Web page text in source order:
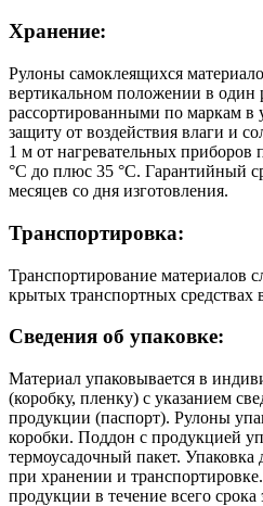
Хранение:
Рулоны самоклеящихся
вертикальном положении в один
рассортированными по маркам в
защиту от воздействия влаги и
1 м от нагревательных приборов
°С до плюс 35 °С. Гарантийный
месяцев со дня изготовления.
Транспортировка:
Транспортирование материалов
крытых транспортных средствах
Сведения об упаковке:
Материал упаковывается в
(коробку, пленку) с указанием
продукции (паспорт). Рулоны
коробки. Поддон с продукцией
термоусадочный пакет. Упаковка
при хранении и
продукции в течение всего срока